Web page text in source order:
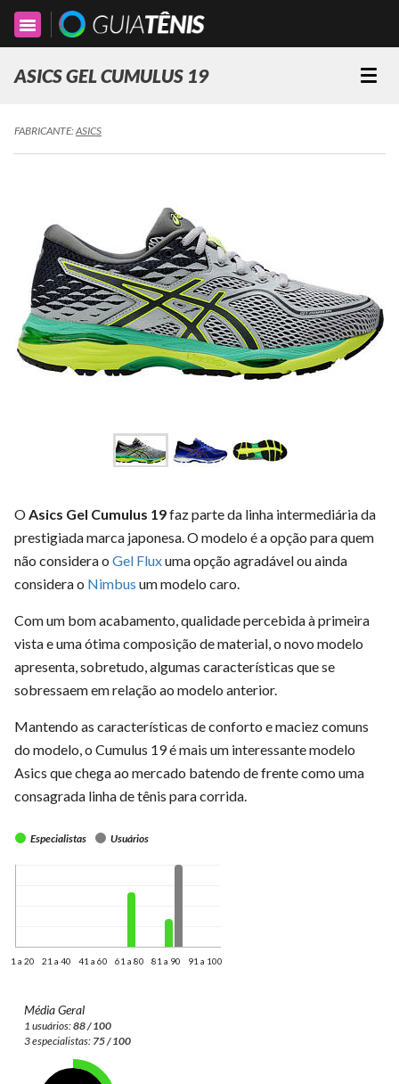
Toggle
navigation
ASICS GEL CUMULUS 19
FABRICANTE:ASICS
OAsics Gel Cumulus 19faz parte da linha intermediária da
prestigiada marca japonesa. O modelo é a opção para quem
não considera o Gel Fluxuma opção agradável ou ainda
considera o Nimbus um modelo caro.
Com um bom acabamento, qualidade percebida à primeira
vista e uma ótima composição de material, o novo modelo
apresenta, sobretudo, algumas características que se
sobressaem em relação ao modelo anterior.
Mantendo as características de conforto e maciez comuns
do modelo, o Cumulus 19 é mais um interessante modelo
Asics que chega ao mercado batendo de frente como uma
consagrada linha de tênis para corrida.
Especialistas Usuários
1 a 20 21 a 40 41 a 60 61 a 80 81 a 90 91 a 100
Média Geral
1 usuários:88 / 100
3 especialistas: 75 / 100